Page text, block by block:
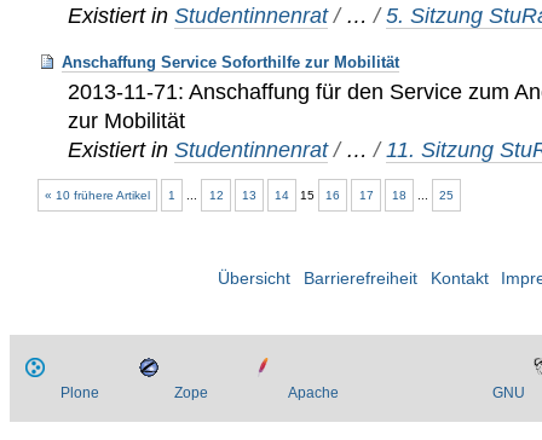
Existiert in Studentinnenrat / …/5. Sitzung
Anschaffung Service Soforthilfe zur Mobilität
2013-11-71: Anschaffung für den Service zum
zur Mobilität
Existiert in Studentinnenrat / …/ 11. Sitzung
« 10 frühere Artikel 1 12 13 14 15 16 17 18 25
Übersicht Barrierefreiheit Kontakt
Plone Zope Apache GNU